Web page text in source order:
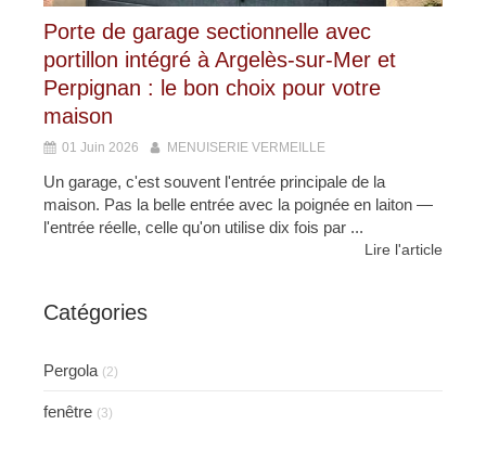
Porte de garage sectionnelle avec
portillon intégré à Argelès-sur-Mer et
Perpignan : le bon choix pour votre
maison
01 Juin 2026 MENUISERIE VERMEILLE
Un garage, c'est souvent l'entrée principale de la
maison. Pas la belle entrée avec la poignée en laiton —
l'entrée réelle, celle qu'on utilise dix fois par ...
Lire l'article
Catégories
Pergola (2)
fenêtre (3)